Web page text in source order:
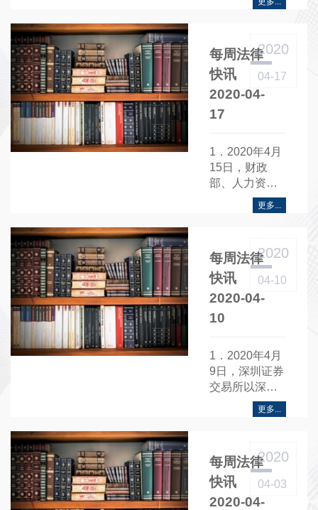
发布《公开募
金投资全国中
小企业股份转
让系统挂牌股
票指引》......
每周法律
快讯
2020-04-
17
2020
04-17
1．2020年4月
15日，财政
部、人力资源
社会保障部、
中国人民银行
〔2020〕21号
联合发布《关
于进一步加大
创业担保贷款
支持重点群体
知》......
更多...
每周法律
快讯
2020-04-
10
2020
04-10
1．2020年4月
9日，深圳证券
交易所以深证
上〔2020〕
280号发布《关
券及资产支持
证券2019年年
度报告等相关
公告披露工作
更多...
每周法律
快讯
2020-04-
2020
04-03